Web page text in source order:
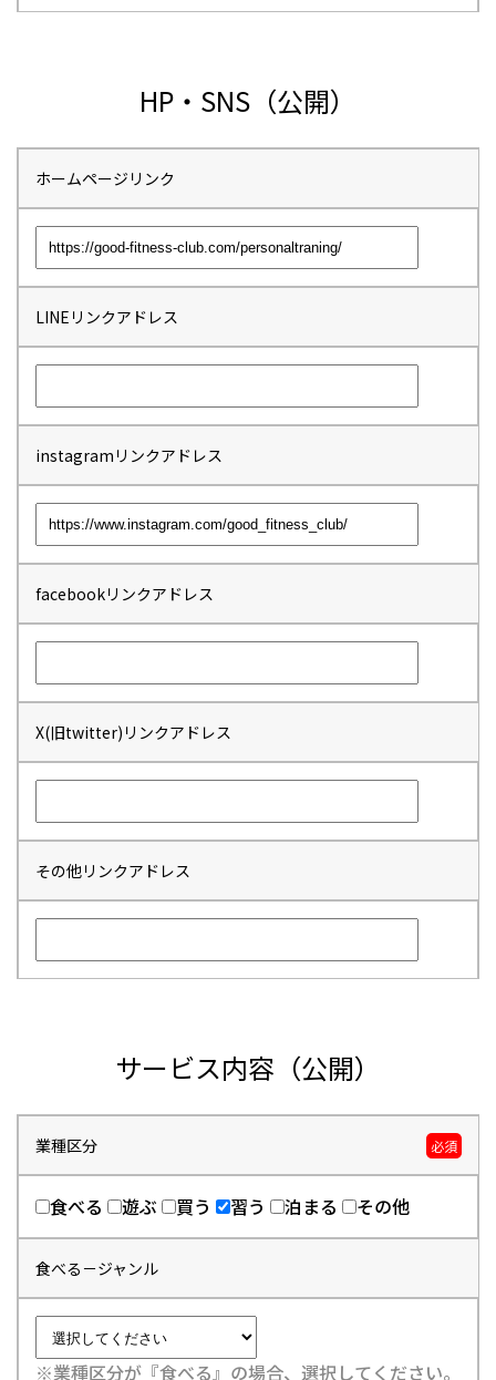
HP・SNS（公開）
ホームページリンク
LINEリンクアドレス
instagramリンクアドレス
facebookリンクアドレス
X(旧twitter)リンクアドレス
その他リンクアドレス
サービス内容（公開）
業種区分 必須
食べる 遊ぶ 買う 習う 泊まる その他
食べる－ジャンル
※業種区分が『食べる』の場合、選択してください。